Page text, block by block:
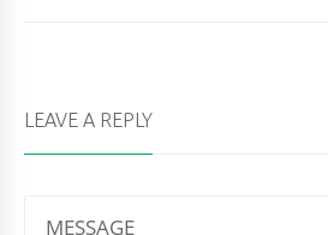
LEAVE A REPLY